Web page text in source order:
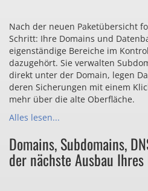
Nach der neuen Paketübersicht
Schritt: Ihre Domains und
eigenständige Bereiche im
dazugehört. Sie verwalten
direkt unter der Domain, legen
deren Sicherungen mit einem
mehr über die alte Oberfläche.
Alles lesen...
Domains, Subdomains,
der nächste Ausbau